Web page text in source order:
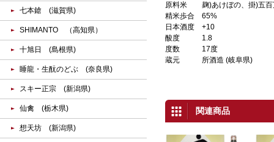
原料米
麹)あけぼの、掛)五
精米歩合
65%
日本酒度
+10
酸度
1.8
度数
17度
蔵元
所酒造 (岐阜県)
関連商品
七本鎗 (滋賀県)
SHIMANTO （高知県）
十旭日 (島根県)
睡龍・生酛のどぶ (奈良県)
スキー正宗 (新潟県)
仙禽 (栃木県)
想天坊 (新潟県)